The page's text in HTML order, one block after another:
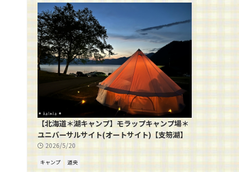
【北海道＊湖キャンプ】モラップキャンプ場＊
ユニバーサルサイト(オートサイト)【支笏湖】
2026/5/20
キャンプ 道央